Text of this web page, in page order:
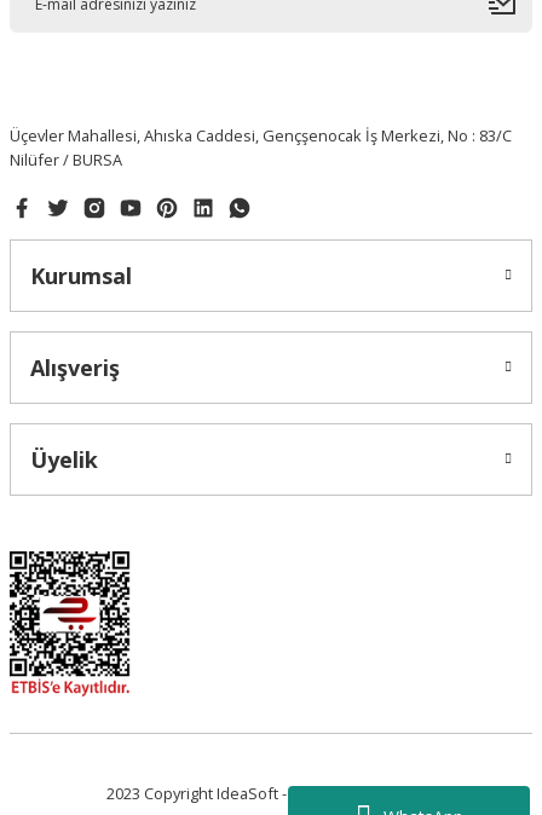
Üçevler Mahallesi, Ahıska Caddesi, Gençşenocak İş Merkezi, No : 83/C
Nilüfer / BURSA
Kurumsal
Alışveriş
Üyelik
2023 Copyright IdeaSoft - Tüm Hakları Saklıdır.